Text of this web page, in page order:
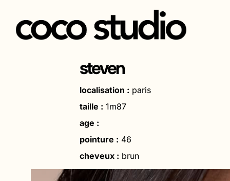
Aller
steven
localisation : paris
taille : 1m87
age :
pointure : 46
cheveux : brun